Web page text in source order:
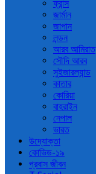
ফ্রান্স
জার্মান
জাপান
লন্ডন
আরব আমিরাত
সৌদি আরব
সুইজারল্যান্ড
কাতার
কোরিয়া
বাহরাইন
নেপাল
ভারত
উদ্যোক্তা
কোভিড-১৯
প্রবাস জীবন